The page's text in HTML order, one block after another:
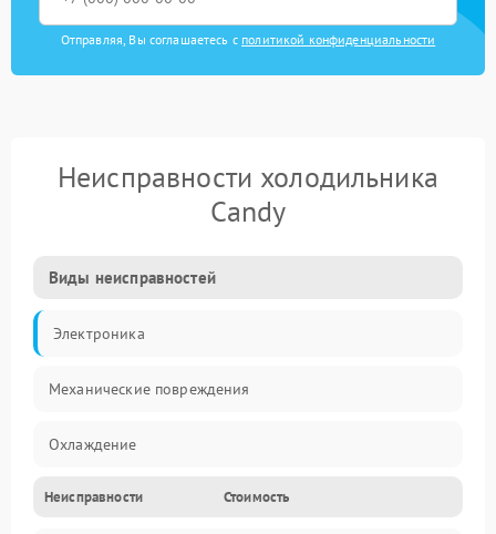
Отправляя, Вы соглашаетесь с политикой конфиденциальности
Неисправности холодильника
Candy
Виды неисправностей
Электроника
Механические повреждения
Охлаждение
Механика
Неисправности Стоимость